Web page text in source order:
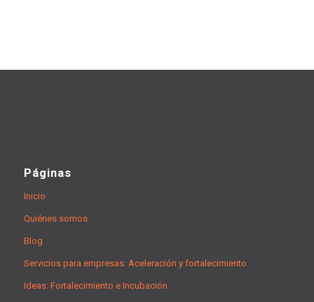
Páginas
Inicio
Quiénes somos
Blog
Servicios para empresas: Aceleración y fortalecimiento
Ideas: Fortalecimiento e Incubación